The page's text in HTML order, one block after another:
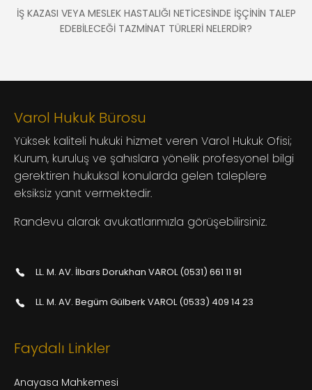
İŞ KAZASI VEYA MESLEK HASTALIĞI NETİCESİNDE İŞÇİNİN TALEP
EDEBİLECEĞİ TAZMİNAT TÜRLERİ NELERDİR?
Varol Hukuk Bürosu
Yüksek kaliteli hukuki hizmet veren Varol Hukuk Ofisi;
Kurum, kuruluş ve şahıslara yönelik profesyonel bilgi
gerektiren hukuksal konularda gelen taleplere
eksiksiz yanıt vermektedir.
Randevu alarak avukatlarımızla görüşebilirsiniz.
LL. M. AV. İlbars Dorukhan VAROL (0531) 661 11 91
LL. M. AV. Begüm Gülberk VAROL (0533) 409 14 23
Faydalı Linkler
Anayasa Mahkemesi